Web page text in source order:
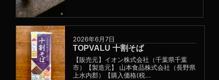
2026年6月7日
TOPVALU 十割そば
【販売元】イオン株式会社（千葉県千葉
市）【製造元】 山本食品株式会社（長野県
上水内郡）【購入価格(税...